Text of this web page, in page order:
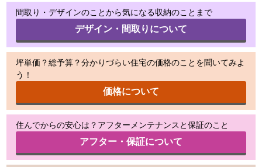
間取り・デザインのことから気になる収納のことまで
デザイン・間取りについて
坪単価？総予算？分かりづらい住宅の価格のことを聞いてみよ
う！
価格について
住んでからの安心は？アフターメンテナンスと保証のこと
アフター・保証について